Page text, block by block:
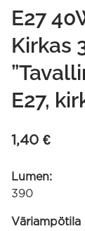
E27
Kirkas
E27,
1,40 €
Lumen:
390
Väriampötila